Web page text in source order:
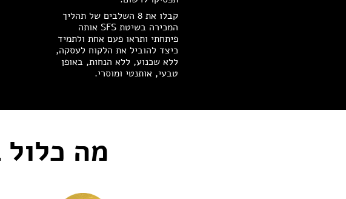
קבלו את 8 השלבים של תהליך
המכירה בשיטת SFS אותה
פיתחתי ותראו פעם אחת ולתמיד
כיצד להוביל את הלקוח לעסקה,
ללא שכנוע, ללא הנחות, באופן
טבעי, אותנטי ומוסרי.
מה